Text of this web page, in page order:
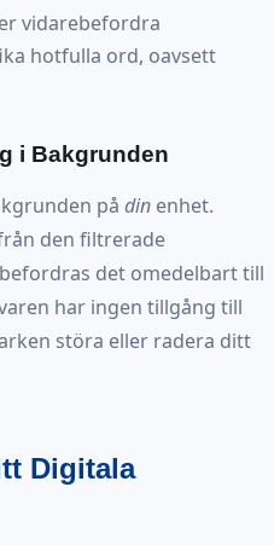
vidarebefordra
hotfulla ord, oavsett
i Bakgrunden
på din enhet.
den filtrerade
det omedelbart till
har ingen tillgång till
störa eller radera ditt
Digitala